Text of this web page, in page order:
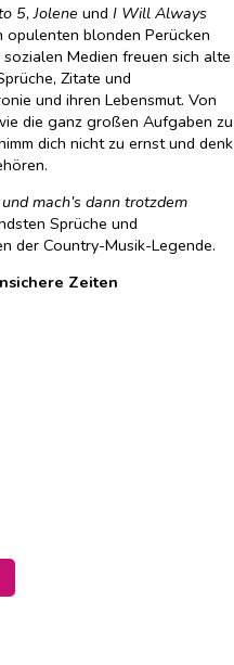
5,Jolene und I Will Always
opulenten blonden Perücken
Medien freuen sich alte
Zitate und
und ihren Lebensmut. Von
die ganz großen Aufgaben zu
dich nicht zu ernst und denk
mach’s dann trotzdem
Sprüche und
der Country-Musik-Legende.
Zeiten